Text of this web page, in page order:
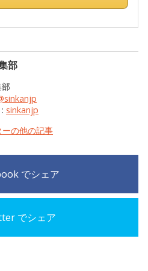
部
sinkanjp
ーの他の記事
でシェア
でシェア